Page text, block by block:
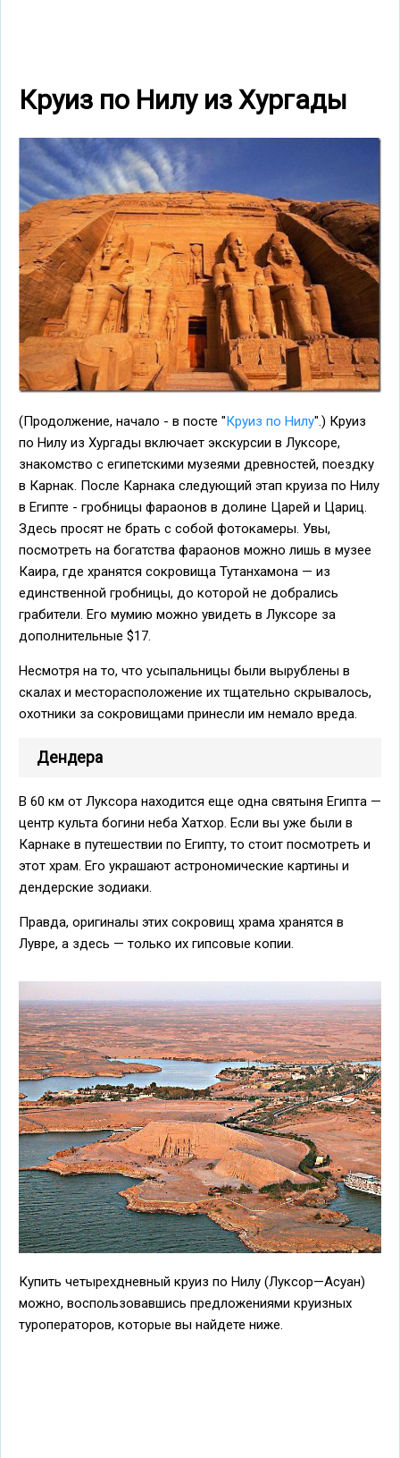
Круиз по Нилу из Хургады
(Продолжение, начало - в посте "Круиз по Нилу".) Круиз
по Нилу из Хургады включает экскурсии в Луксоре,
знакомство с египетскими музеями древностей, поездку
в Карнак. После Карнака следующий этап круиза по Нилу
в Египте - гробницы фараонов в долине Царей и Цариц.
Здесь просят не брать с собой фотокамеры. Увы,
посмотреть на богатства фараонов можно лишь в музее
Каира, где хранятся сокровища Тутанхамона — из
единственной гробницы, до которой не добрались
грабители. Его мумию можно увидеть в Луксоре за
дополнительные $17.
Несмотря на то, что усыпальницы были вырублены в
скалах и месторасположение их тщательно скрывалось,
охотники за сокровищами принесли им немало вреда.
Дендера
В 60 км от Луксора находится еще одна святыня Египта —
центр культа богини неба Хатхор. Если вы уже были в
Карнаке в путешествии по Египту, то стоит посмотреть и
этот храм. Его украшают астрономические картины и
дендерские зодиаки.
Правда, оригиналы этих сокровищ храма хранятся в
Лувре, а здесь — только их гипсовые копии.
Купить четырехдневный круиз по Нилу (Луксор—Асуан)
можно, воспользовавшись предложениями круизных
туроператоров, которые вы найдете ниже.